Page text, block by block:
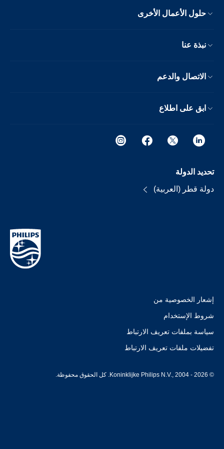
حلول الأعمال الأخرى
نبذة عنا
الاتصال والدعم
ابق على اطلاع
تحديد الدولة
دولة قطر (العربية)
إشعار الخصوصية من
شروط الإستخدام
سياسة بملفات تعريف الارتباط
تفضيلات ملفات تعريف الارتباط
© Koninklijke Philips N.V., 2004 - 2026. كل الحقوق محفوظة.